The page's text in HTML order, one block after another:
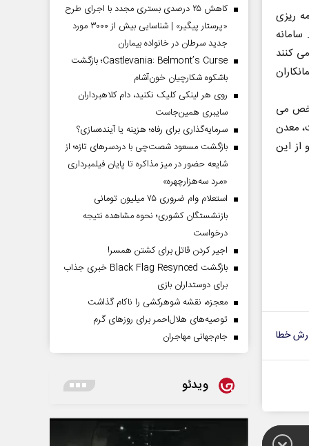
ریزی
کنند
می
معدن
این
خطا
کاهش ۲۵ درصدی بستری مجدد با اجرای طرح
«پرستار پیگیر» | شناسایی بیش از ۳۰۰۰ مورد
جدید سرطان در خانواده بیماران
Castlevania: Belmont’s Curse؛ بازگشت
باشکوه شکارچیان خون‌آشام
روی هر لینکی کلیک نکنید، دام کلاهبرداران
سایبری همین‌جاست
سرمایه‌گذاری برای رفاه؛ هزینه یا آینده‌سازی؟
بازگشت مسعود شصت‌چی با دردسر‌های تازه؛ از
شایعه حضور در میز مذاکره تا پایان فیلمبرداری
«مرد سه‌هزارچهره»
استعلام وام ضروری ۷۵ میلیون تومانی
بازنشستگان کشوری؛ نحوه مشاهده نتیجه
درخواست
اجیر کردن قاتل برای کشتن همسر!
بازگشت Black Flag Resynced خبری جذاب
برای دوستداران بازی
معجزه، نقشه شوهرکشی را ناکام گذاشت
توصیه‌های هلال‌احمر برای روز‌های گرم
جام‌جهانی مهاجران
ویدئو